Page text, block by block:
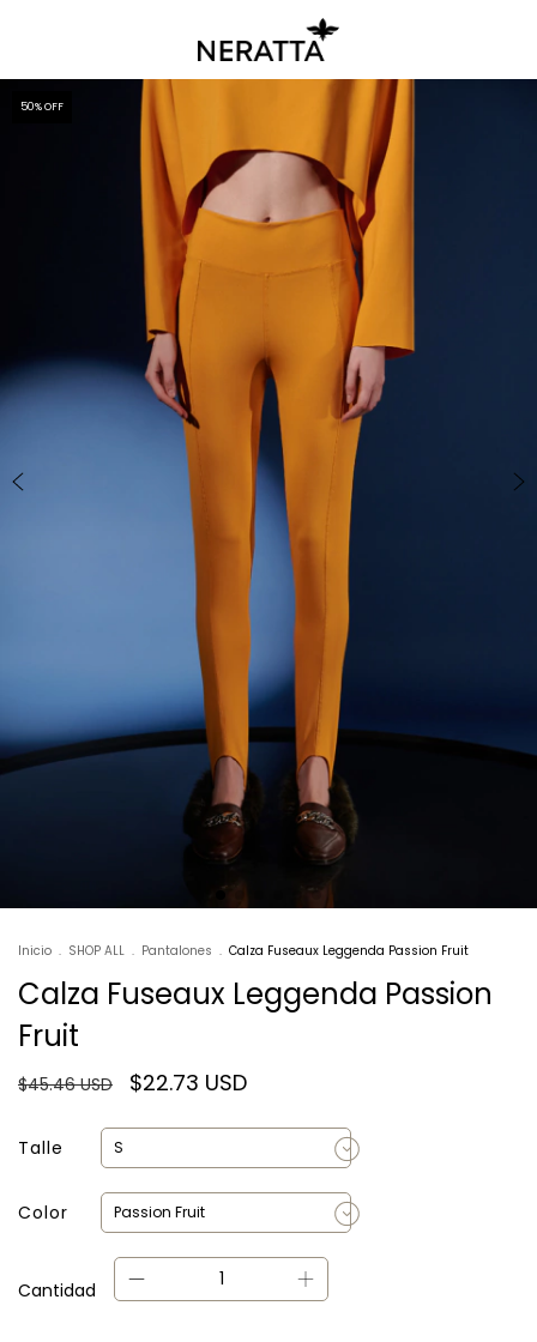
50% OFF
Inicio . SHOP ALL . Pantalones . Calza Fuseaux Leggenda Passion Fruit
Calza Fuseaux Leggenda Passion
Fruit
$45.46 USD $22.73 USD
Talle
Color
Cantidad